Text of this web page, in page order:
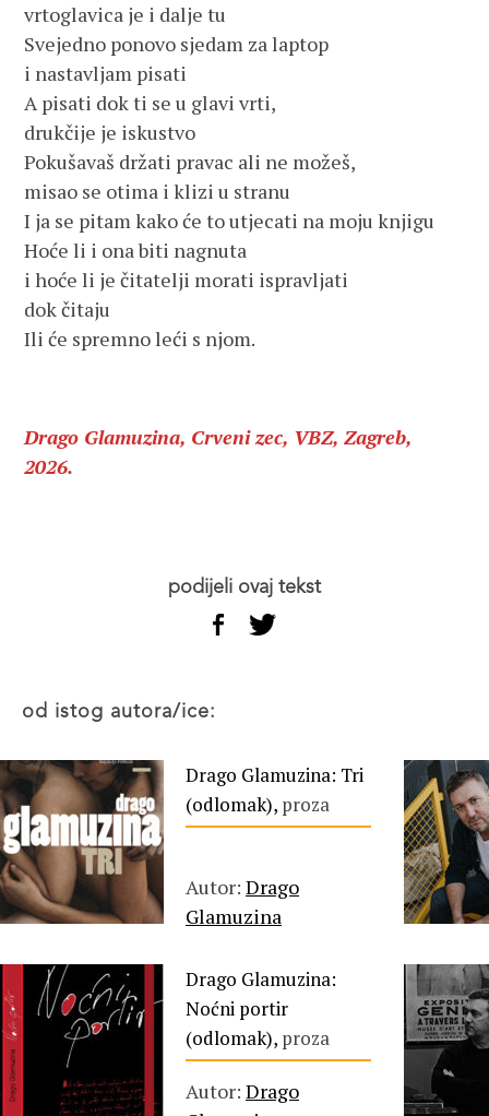
vrtoglavica je i dalje tu
Svejedno ponovo sjedam za laptop
i nastavljam pisati
A pisati dok ti se u glavi vrti,
drukčije je iskustvo
Pokušavaš držati pravac ali ne možeš,
misao se otima i klizi u stranu
I ja se pitam kako će to utjecati na moju knjigu
Hoće li i ona biti nagnuta
i hoće li je čitatelji morati ispravljati
dok čitaju
Ili će spremno leći s njom.
Drago Glamuzina, Crveni zec, VBZ, Zagreb,
2026.
podijeli ovaj tekst
od istog autora/ice:
Drago Glamuzina: Tri
(odlomak), proza
Autor: Drago
Glamuzina
Drago Glamuzina:
Noćni portir
(odlomak), proza
Autor: Drago